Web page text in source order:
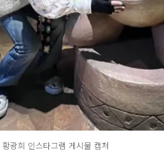
광희 인스타그램 게시물 캡처